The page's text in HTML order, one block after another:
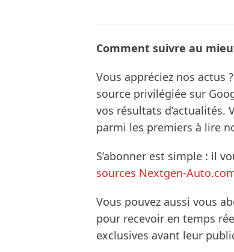
Comment suivre au
Vous appréciez nos actus
source privilégiée sur
vos résultats d’actualités.
parmi les premiers à lire
S’abonner est simple : il
sources Nextgen-
Vous pouvez aussi vous
pour recevoir en temps
exclusives avant leur